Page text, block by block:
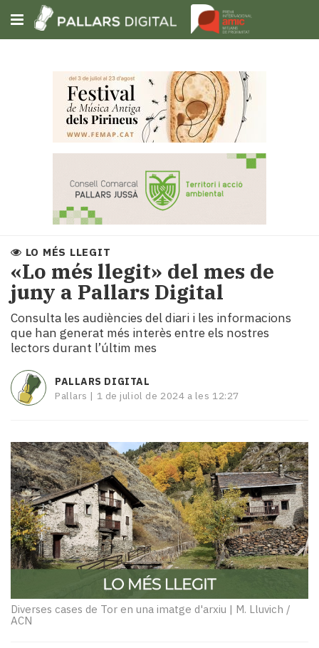
Subscriu-t'hi
Portada
Societat
Política
i
municipis
Economia
i
turisme
Esports
Mai
i
mitjans
El
temps
Reportatges
Entrevistes
Enquestes
A
la
teva!
LO MÉS LLEGIT
«Lo més llegit» del mes de
juny a Pallars Digital
Consulta les audiències del diari i les informacions
que han generat més interès entre els nostres
lectors durant l’últim mes
PALLARS DIGITAL
Pallars | 1 de juliol de 2024 a les 12:27
Diverses cases de Tor en una imatge d'arxiu | M. Lluvich /
ACN